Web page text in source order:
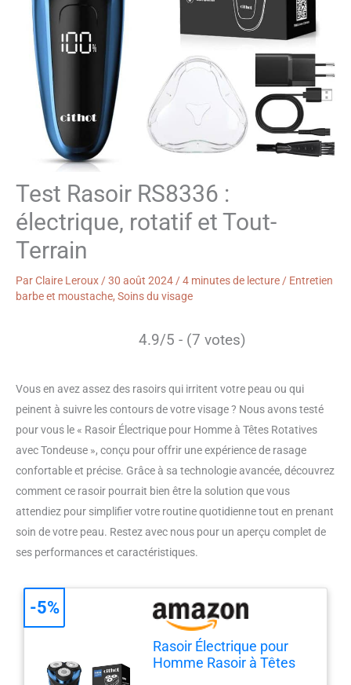
Test Rasoir RS8336 :
électrique, rotatif et Tout-
Terrain
ParClaire Leroux/30 août 2024/4 minutes de lecture/ Entretien
barbe et moustache, Soins du visage
4.9/5 - (7 votes)
Vous en avez assez des rasoirs qui irritent votre peau ou qui
peinent à suivre les contours de votre visage ? Nous avons testé
pour vous le « Rasoir Électrique pour Homme à Têtes Rotatives
avec Tondeuse », conçu pour offrir une expérience de rasage
confortable et précise. Grâce à sa technologie avancée, découvrez
comment ce rasoir pourrait bien être la solution que vous
attendiez pour simplifier votre routine quotidienne tout en prenant
soin de votre peau. Restez avec nous pour un aperçu complet de
ses performances et caractéristiques.
Rasoir Électrique pour
Homme Rasoir à Têtes
-5%